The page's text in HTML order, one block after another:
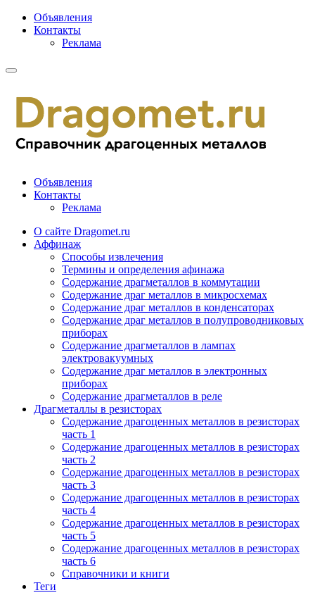
Объявления
Контакты
Реклама
Объявления
Контакты
Реклама
О сайте Dragomet.ru
Аффинаж
Способы извлечения
Термины и определения афинажа
Содержание драгметаллов в коммутации
Содержание драг металлов в микросхемах
Содержание драг металлов в конденсаторах
Содержание драг металлов в полупроводниковых
приборах
Содержание драгметаллов в лампах
электровакуумных
Содержание драг металлов в электронных
приборах
Содержание драгметаллов в реле
Драгметаллы в резисторах
Содержание драгоценных металлов в резисторах
часть 1
Содержание драгоценных металлов в резисторах
часть 2
Содержание драгоценных металлов в резисторах
часть 3
Содержание драгоценных металлов в резисторах
часть 4
Содержание драгоценных металлов в резисторах
часть 5
Содержание драгоценных металлов в резисторах
часть 6
Справочники и книги
Теги